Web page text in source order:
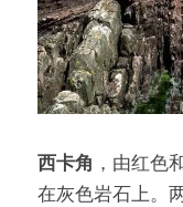
西卡角 ，由红色
在灰色岩石上。